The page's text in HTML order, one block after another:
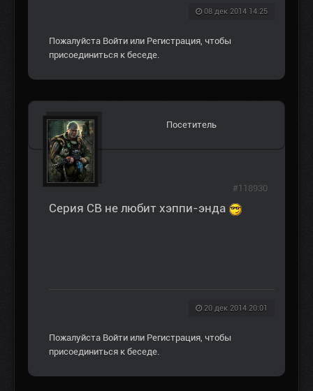
08 дек 2014 14:25
Пожалуйста Войти или Регистрация, чтобы
присоединиться к беседе.
Посетитель
Серия СВ не любит хэппи-энда
20 дек 2014 20:01
#118930
Пожалуйста Войти или Регистрация, чтобы
присоединиться к беседе.